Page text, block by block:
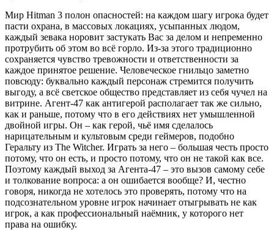
Мир Hitman 3 полон опасностей: на каждом шагу игрока будет
пасти охрана, в массовых локациях, усыпанных людом,
каждый зевака норовит застукать Вас за делом и непременно
протрубить об этом во всё горло. Из-за этого традиционно
сохраняется чувство тревожности и ответственности за
каждое принятое решение. Человеческое гнильцо заметно
повсюду: буквально каждый персонаж стремится получить
выгоду, а всё светское общество представляет из себя чучел на
витрине. Агент-47 как антигерой располагает так же сильно,
как и раньше, потому что в его действиях нет умышленной
двойной игры. Он – как герой, чьё имя сделалось
нарицательным и культовым среди геймеров, подобно
Геральту из The Witcher. Играть за него – большая честь просто
потому, что он есть, и просто потому, что он не такой как все.
Поэтому каждый выход за Агента-47 – это вызов самому себе
и толкование вопроса: а он ошибается вообще? И, честно
говоря, никогда не хотелось это проверять, потому что на
подсознательном уровне игрок начинает отыгрывать не как
игрок, а как профессиональный наёмник, у которого нет
права на ошибку.